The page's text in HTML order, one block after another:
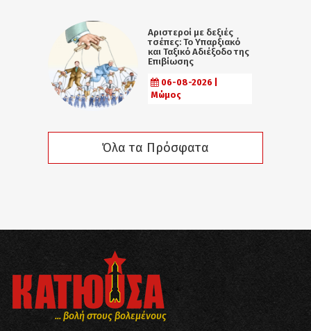
Αριστεροί με δεξιές
τσέπες: Το Υπαρξιακό
και Ταξικό Αδιέξοδο της
Επιβίωσης
06-08-2026 |
Μώμος
Όλα τα Πρόσφατα
... βολή στους βολεμένους